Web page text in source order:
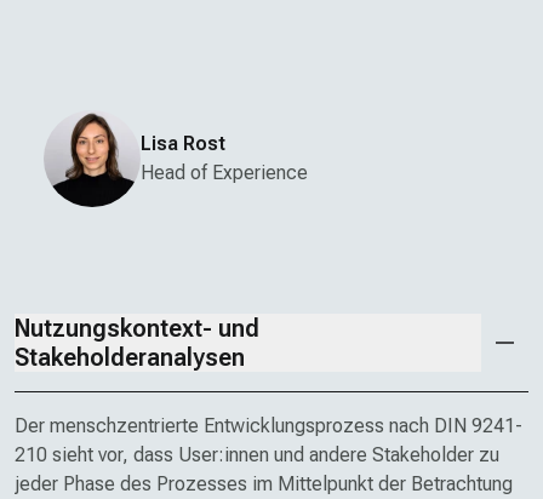
Lisa Rost
Head of Experience
Nutzungskontext- und
Stakeholderanalysen
Der menschzentrierte Entwicklungsprozess nach DIN 9241-
210 sieht vor, dass User:innen und andere Stakeholder zu
jeder Phase des Prozesses im Mittel­punkt der Betrachtung